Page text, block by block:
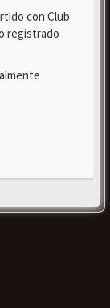
con Club
registrado